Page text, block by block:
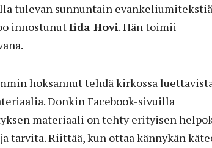
tulevan sunnuntain evankeliumitekstiä
innostunutIida Hovi. Hän toimii
hoksannut tehdä kirkossa
Donkin Facebook-sivuilla
materiaali on tehty erityisen
tarvita. Riittää, kun ottaa kännykän